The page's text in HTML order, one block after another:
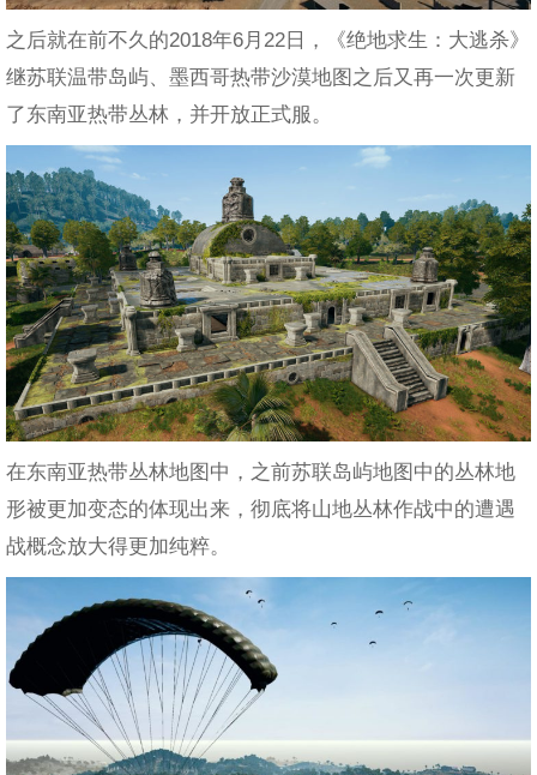
之后就在前不久的2018年6月22日，《绝地求生：大逃杀》
继苏联温带岛屿、墨西哥热带沙漠地图之后又再一次更新
了东南亚热带丛林，并开放正式服。
在东南亚热带丛林地图中，之前苏联岛屿地图中的丛林地
形被更加变态的体现出来，彻底将山地丛林作战中的遭遇
战概念放大得更加纯粹。